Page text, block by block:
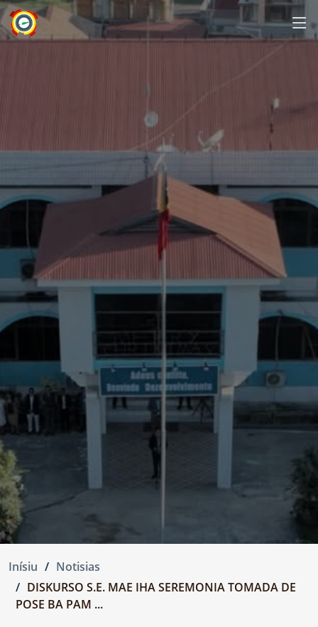
Inísiu
Notisias
DISKURSO S.E. MAE IHA SEREMONIA TOMADA DE
POSE BA PAM ...